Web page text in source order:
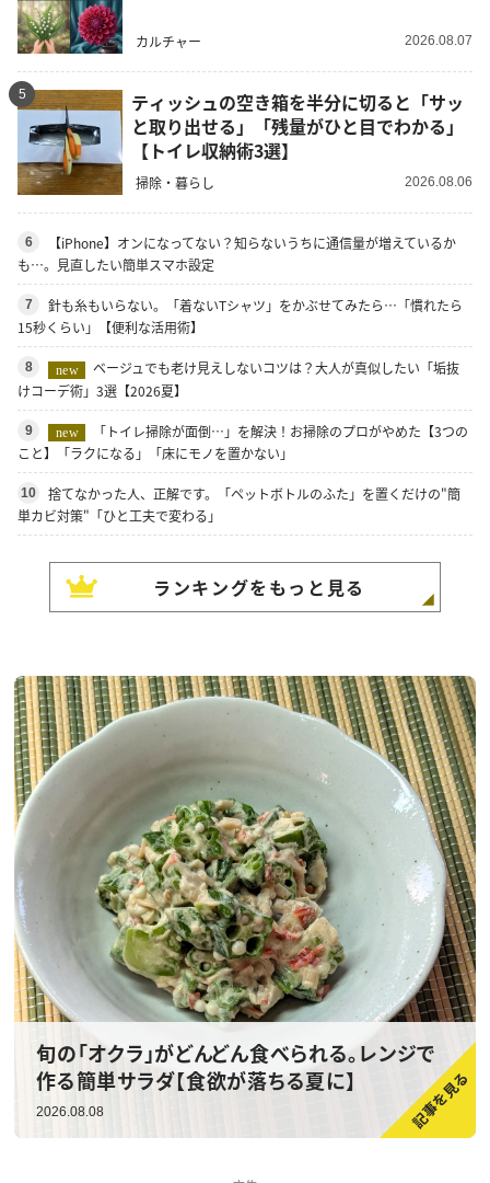
カルチャー 2026.08.07
5
ティッシュの空き箱を半分に切ると「サッ
と取り出せる」「残量がひと目でわかる」
【トイレ収納術3選】
掃除・暮らし 2026.08.06
6
【iPhone】オンになってない？知らないうちに通信量が増えているか
も…。見直したい簡単スマホ設定
7
針も糸もいらない。「着ないTシャツ」をかぶせてみたら…「慣れたら
15秒くらい」【便利な活用術】
8 new
ベージュでも老け見えしないコツは？大人が真似したい「垢抜
けコーデ術」3選【2026夏】
9 new
「トイレ掃除が面倒…」を解決！お掃除のプロがやめた【3つの
こと】「ラクになる」「床にモノを置かない」
10
捨てなかった人、正解です。「ペットボトルのふた」を置くだけの"簡
単カビ対策"「ひと工夫で変わる」
ランキングをもっと見る
旬の「オクラ」がどんどん食べられる。レンジで
作る簡単サラダ【食欲が落ちる夏に】
2026.08.08